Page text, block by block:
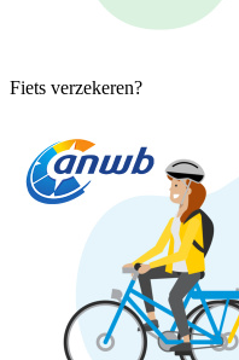
Fiets verzekeren?